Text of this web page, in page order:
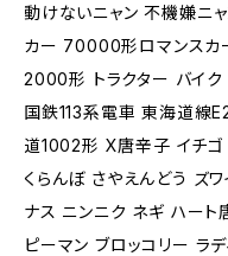
動けないニャン 不機嫌ニ
カー 70000形ロマンスカ
2000形 トラクター バイ
国鉄113系電車 東海道線
道1002形 X唐辛子 イチゴ
くらんぼ さやえんどう ズ
ナス ニンニク ネギ ハート
ピーマン ブロッコリー ラ